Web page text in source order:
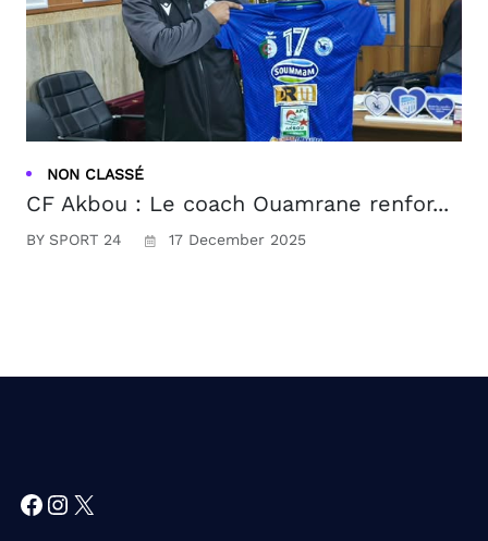
NON CLASSÉ
CF Akbou : Le coach Ouamrane renfor...
BY SPORT 24 17 December 2025
Facebook
Instagram
X